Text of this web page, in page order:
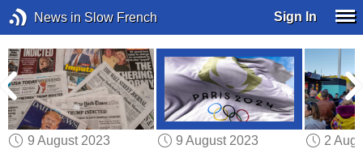
News in Slow French Sign In
9 August 2023
9 August 2023
2